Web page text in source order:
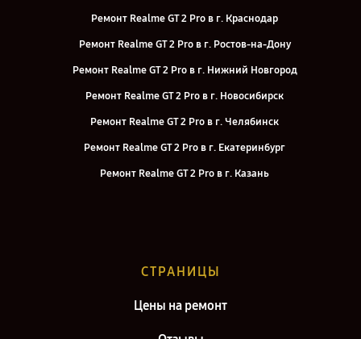
Ремонт Realme GT 2 Pro в г. Краснодар
Ремонт Realme GT 2 Pro в г. Ростов-на-Дону
Ремонт Realme GT 2 Pro в г. Нижний Новгород
Ремонт Realme GT 2 Pro в г. Новосибирск
Ремонт Realme GT 2 Pro в г. Челябинск
Ремонт Realme GT 2 Pro в г. Екатеринбург
Ремонт Realme GT 2 Pro в г. Казань
Ремонт Realme GT 2 Pro в г. Киров
СТРАНИЦЫ
Цены на ремонт